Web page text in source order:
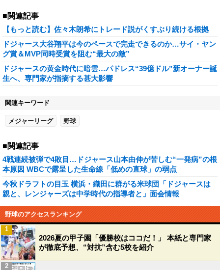
■関連記事
【もっと読む】佐々木朗希にトレード説がくすぶり続ける根拠
ドジャース大谷翔平は今のペースで完走できるのか…サイ・ヤン
グ賞＆MVP同時受賞を阻む“最大の敵”
ドジャースの黄金時代に暗雲…パドレス“39億ドル”新オーナー誕
生へ、専門家が指摘する甚大影響
関連キーワード
メジャーリーグ 野球
■関連記事
4戦連続被弾で4敗目…ドジャース山本由伸が苦しむ“一発病”の根
本原因 WBCで露呈した生命線「低めの直球」の弱点
今秋ドラフトの目玉 横浜・織田に群がる米球団「ドジャースは
親と、レンジャーズは中学時代の指導者と」面会情報
野球のアクセスランキング
2026夏の甲子園「優勝校はココだ！」 本紙と専門家
が徹底予想、“対抗”含む5校を紹介
1
2